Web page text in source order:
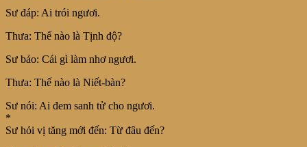
Sư đáp: Ai trói ngươi.
Thưa: Thế nào là Tịnh độ?
Sư bảo: Cái gì làm nhơ ngươi.
Thưa: Thế nào là Niết-bàn?
Sư nói: Ai đem sanh tử cho ngươi.
*
Sư hỏi vị tăng mới đến: Từ đâu đến?